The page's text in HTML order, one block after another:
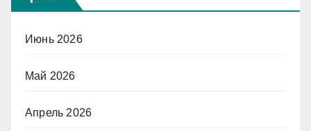
Июнь 2026
Май 2026
Апрель 2026